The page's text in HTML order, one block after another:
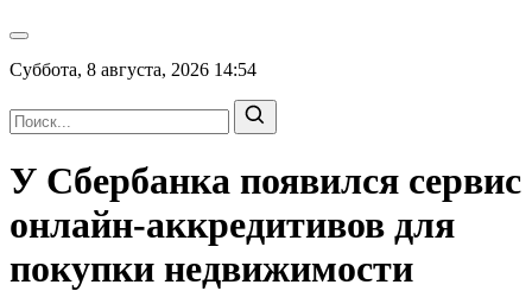
Суббота, 8 августа, 2026 14:54
У Сбербанка появился сервис
онлайн-аккредитивов для
покупки недвижимости